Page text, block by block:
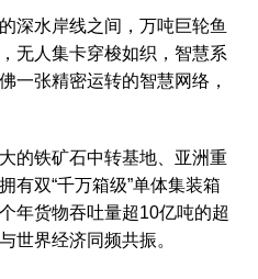
深水岸线之间，万吨巨轮鱼
无人集卡穿梭如织，智慧系
张精密运转的智慧网络，
的铁矿石中转基地、亚洲重
有双“千万箱级”单体集装箱
年货物吞吐量超10亿吨的超
世界经济同频共振。